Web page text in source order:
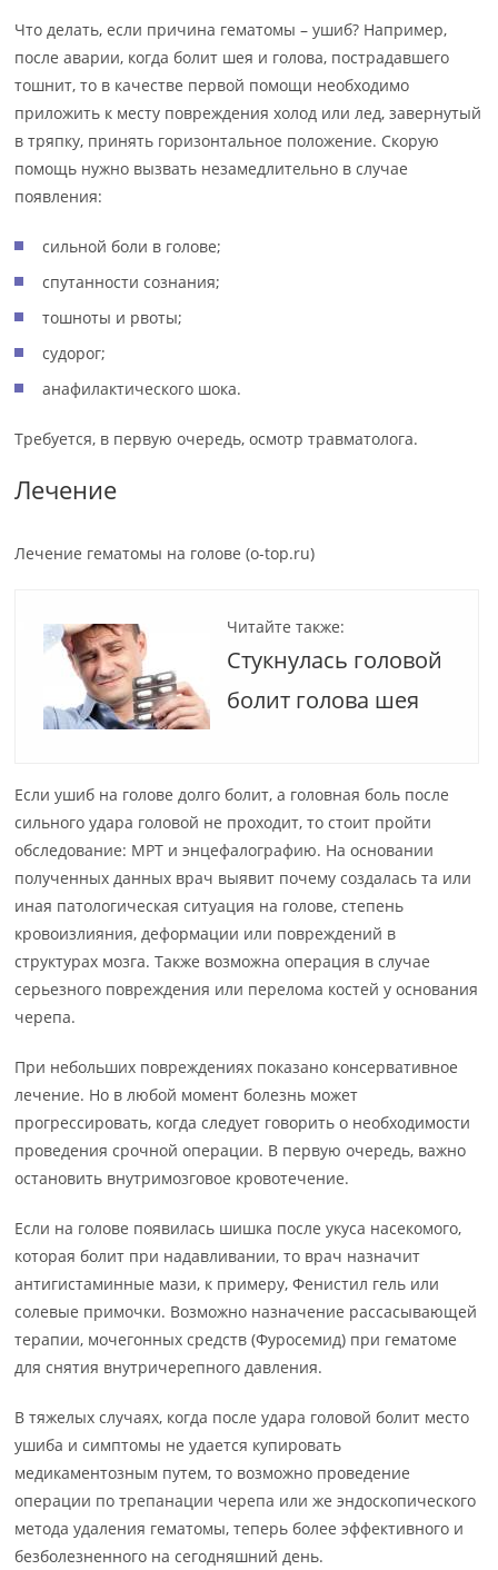
Что делать, если причина гематомы – ушиб? Например,
после аварии, когда болит шея и голова, пострадавшего
тошнит, то в качестве первой помощи необходимо
приложить к месту повреждения холод или лед, завернутый
в тряпку, принять горизонтальное положение. Скорую
помощь нужно вызвать незамедлительно в случае
появления:
сильной боли в голове;
спутанности сознания;
тошноты и рвоты;
судорог;
анафилактического шока.
Требуется, в первую очередь, осмотр травматолога.
Лечение
Лечение гематомы на голове (o-top.ru)
Читайте также:
Стукнулась головой
болит голова шея
Если ушиб на голове долго болит, а головная боль после
сильного удара головой не проходит, то стоит пройти
обследование: МРТ и энцефалографию. На основании
полученных данных врач выявит почему создалась та или
иная патологическая ситуация на голове, степень
кровоизлияния, деформации или повреждений в
структурах мозга. Также возможна операция в случае
серьезного повреждения или перелома костей у основания
черепа.
При небольших повреждениях показано консервативное
лечение. Но в любой момент болезнь может
прогрессировать, когда следует говорить о необходимости
проведения срочной операции. В первую очередь, важно
остановить внутримозговое кровотечение.
Если на голове появилась шишка после укуса насекомого,
которая болит при надавливании, то врач назначит
антигистаминные мази, к примеру, Фенистил гель или
солевые примочки. Возможно назначение рассасывающей
терапии, мочегонных средств (Фуросемид) при гематоме
для снятия внутричерепного давления.
В тяжелых случаях, когда после удара головой болит место
ушиба и симптомы не удается купировать
медикаментозным путем, то возможно проведение
операции по трепанации черепа или же эндоскопического
метода удаления гематомы, теперь более эффективного и
безболезненного на сегодняшний день.